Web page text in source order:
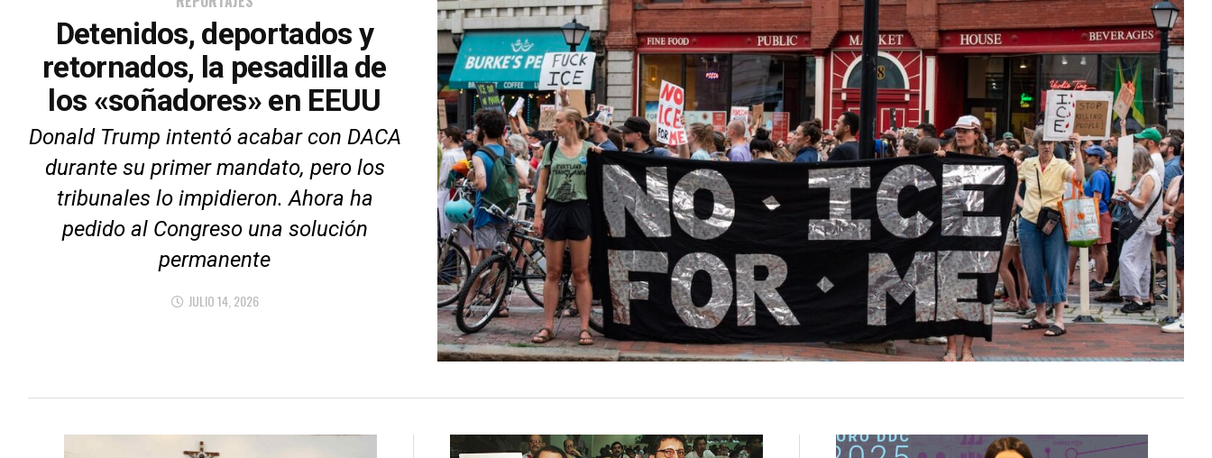
Detenidos, deportados y
retornados, la pesadilla de
los «soñadores» en EEUU
Donald Trump intentó acabar con DACA
durante su primer mandato, pero los
tribunales lo impidieron. Ahora ha
pedido al Congreso una solución
permanente
JULIO 14, 2026